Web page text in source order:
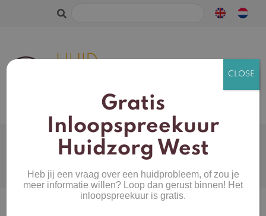
Zoeken
Productcategorieën
Merken
Mijn account
Winkelwagen
Gratis
Inloopspreekuur
Huidzorg West
Heb jij een vraag over een huidprobleem, of zou je
meer informatie willen? Loop dan gerust binnen! Het
inloopspreekuur is gratis.